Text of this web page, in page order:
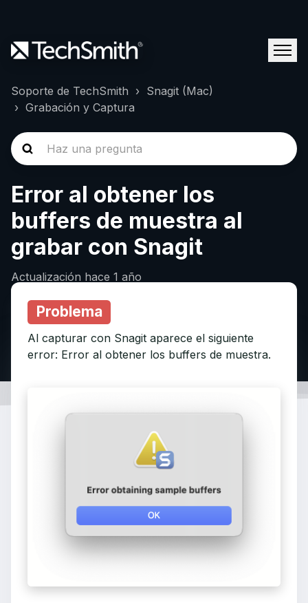
Soporte de TechSmith
Snagit (Mac)
Grabación y Captura
Error al obtener los
buffers de muestra al
grabar con Snagit
Actualización hace 1 año
Problema
Al capturar con Snagit aparece el siguiente
error: Error al obtener los buffers de muestra.